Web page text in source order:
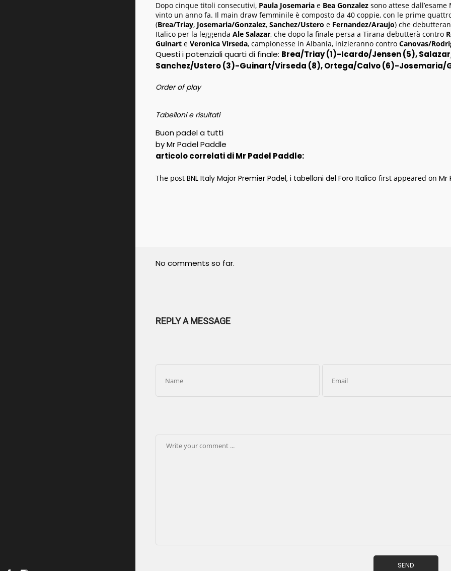
Dopo cinque titoli consecutivi, Paula Josemariae Bea Gonzalezsono attese
vinto un anno fa. Il main draw femminile è composto da 40 coppie, con le prime
(Brea/Triay, Josemaria/Gonzalez, Sanchez/Ustero e Fernandez/Araujo) che
Italico per la leggenda Ale Salazar, che dopo la finale persa a Tirana debutterà contro
Guinarte Veronica Virseda, campionesse in Albania, inizieranno contro Canovas/
Questi i potenziali quarti di finale: Brea/Triay (1)-Icardo/Jensen (5),
Sanchez/Ustero (3)-Guinart/Virseda (8), Ortega/Calvo (6)-Josemaria/
Order of play
Tabelloni e risultati
Buon padel a tutti
by Mr Padel Paddle
articolo correlati di Mr Padel Paddle:
The post BNL Italy Major Premier Padel, i tabelloni del Foro Italico first appeared on Mr
No comments so far.
REPLY A MESSAGE